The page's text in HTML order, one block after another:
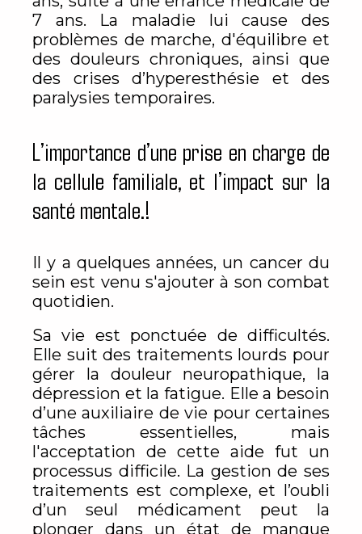
7 ans. La maladie lui cause des
problèmes de marche, d'équilibre et
des douleurs chroniques, ainsi que
des crises d’hyperesthésie et des
paralysies temporaires.
L’importance d’une prise en charge de
la cellule familiale, et l’impact sur la
santé mentale.!
Il y a quelques années, un cancer du
sein est venu s'ajouter à son combat
quotidien.
Sa vie est ponctuée de difficultés.
Elle suit des traitements lourds pour
gérer la douleur neuropathique, la
dépression et la fatigue. Elle a besoin
d’une auxiliaire de vie pour certaines
tâches essentielles, mais
l'acceptation de cette aide fut un
processus difficile. La gestion de ses
traitements est complexe, et l’oubli
d’un seul médicament peut la
plonger dans un état de manque